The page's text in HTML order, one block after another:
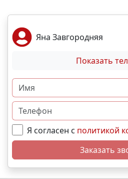
Яна Завгородняя
Показать
Я согласен с политикой
Заказать